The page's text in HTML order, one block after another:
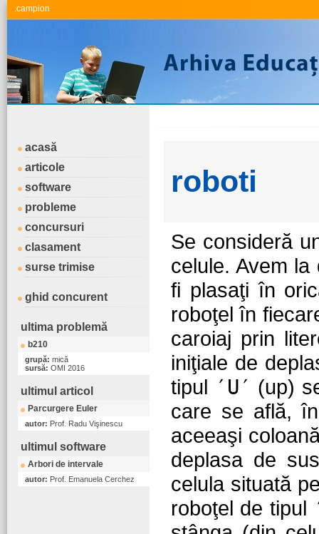
.campion
acasă
articole
software
probleme
concursuri
clasament
surse trimise
ghid concurent
ultima problemă
b210
grupă: mică
sursă: OMI 2016
ultimul articol
Parcurgere Euler
autor: Prof. Radu Vişinescu
ultimul software
Arbori de intervale
autor: Prof. Emanuela Cerchez
roboti
Se consideră
celule. Avem
fi plasaţi în
roboţel în
caroiaj prin
iniţiale de
tipul ′U′ (up)
care se află,
aceeaşi
deplasa de
celula situată
roboţel de tipul